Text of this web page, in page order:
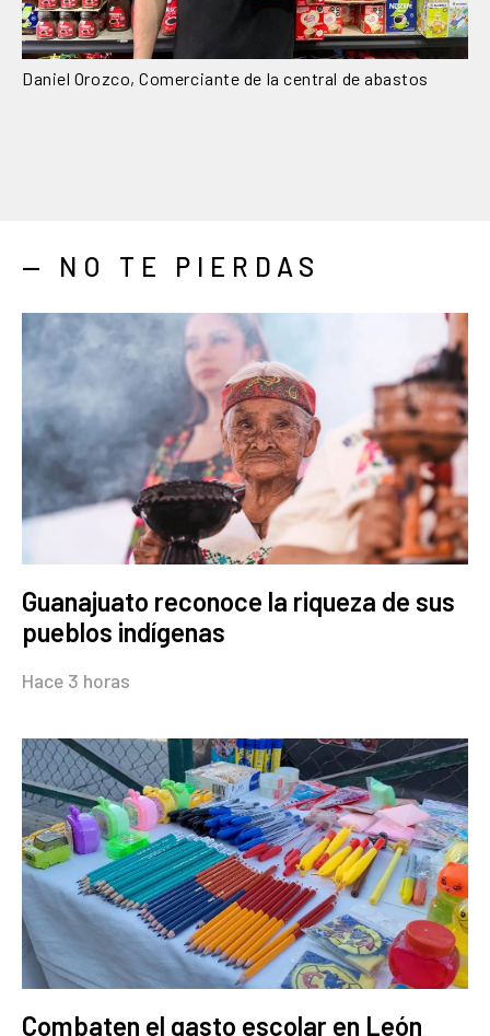
Daniel Orozco, Comerciante de la central de abastos
— NO TE PIERDAS
Guanajuato reconoce la riqueza de sus
pueblos indígenas
Hace 3 horas
Combaten el gasto escolar en León